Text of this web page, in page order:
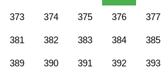
373 374 375 376 377
381 382 383 384 385
389 390 391 392 393